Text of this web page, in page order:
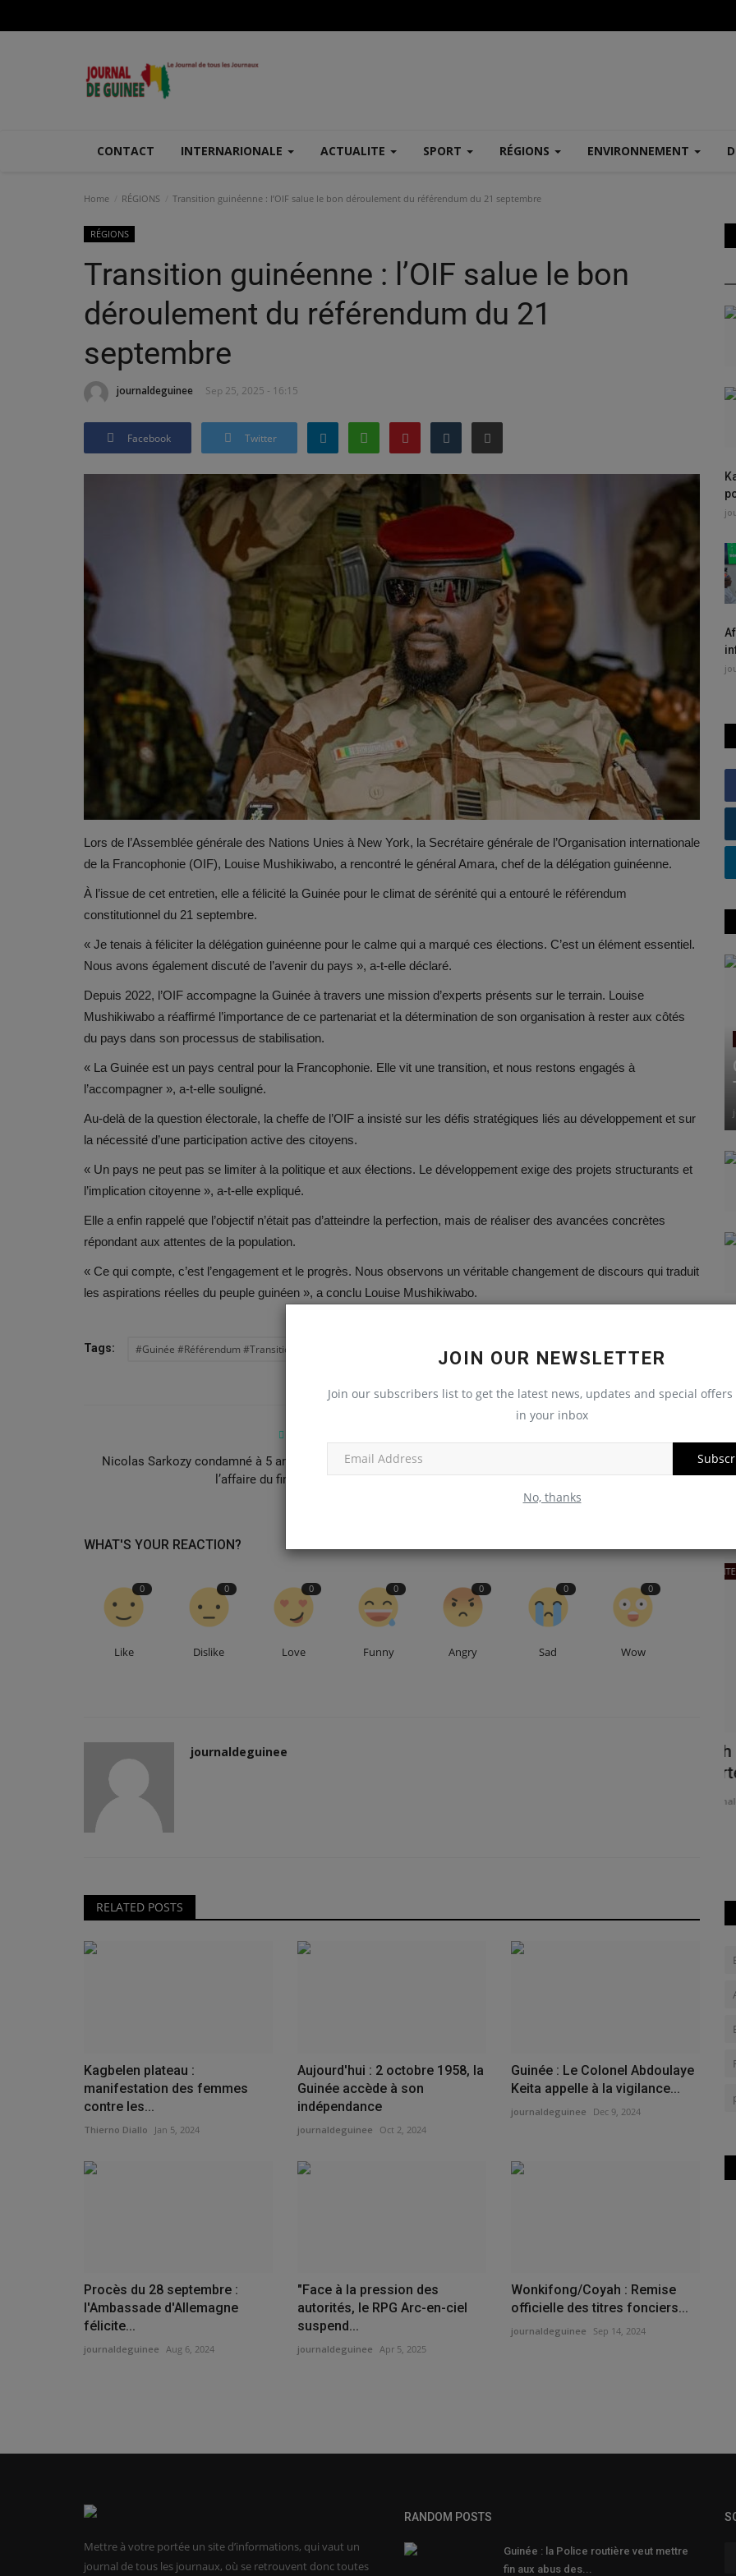
CONTACT INTERNARIONALE ACTUALITE SPORT RÉGIONS ENVIRONNEMENT
JOIN OUR NEWSLETTER
Join our subscribers list to get the latest news, updates and special
in your inbox
No, thanks
Home RÉGIONS Transition guinéenne : l’OIF salue le bon déroulement du référendum du 21 septembre
RÉGIONS
Transition guinéenne : l’OIF salue le bon
déroulement du référendum du 21
septembre
journaldeguinee Sep 25, 2025 - 16:15
Facebook Twitter
Lors de l’Assemblée générale des Nations Unies à New York, la Secrétaire générale de l’Organisation internationale
de la Francophonie (OIF), Louise Mushikiwabo, a rencontré le général Amara, chef de la délégation guinéenne.
À l’issue de cet entretien, elle a félicité la Guinée pour le climat de sérénité qui a entouré le référendum
constitutionnel du 21 septembre.
« Je tenais à féliciter la délégation guinéenne pour le calme qui a marqué ces élections. C’est un élément essentiel.
Nous avons également discuté de l’avenir du pays », a-t-elle déclaré.
Depuis 2022, l’OIF accompagne la Guinée à travers une mission d’experts présents sur le terrain. Louise
Mushikiwabo a réaffirmé l’importance de ce partenariat et la détermination de son organisation à rester aux côtés
du pays dans son processus de stabilisation.
« La Guinée est un pays central pour la Francophonie. Elle vit une transition, et nous restons engagés à
l’accompagner », a-t-elle souligné.
Au-delà de la question électorale, la cheffe de l’OIF a insisté sur les défis stratégiques liés au développement et sur
la nécessité d’une participation active des citoyens.
« Un pays ne peut pas se limiter à la politique et aux élections. Le développement exige des projets structurants et
l’implication citoyenne », a-t-elle expliqué.
Elle a enfin rappelé que l’objectif n’était pas d’atteindre la perfection, mais de réaliser des avancées concrètes
répondant aux attentes de la population.
« Ce qui compte, c’est l’engagement et le progrès. Nous observons un véritable changement de discours qui traduit
les aspirations réelles du peuple guinéen », a conclu Louise Mushikiwabo.
Tags: #Guinée #Référendum #Transition #Francophonie #OIF #LouiseMushikiwabo #Développement
Nicolas Sarkozy condamné à 5 ans de prison dans
l’affaire du financement libyen
Le pardon accordé à Dadis Camara ravive la colère
des victimes
WHAT'S YOUR REACTION?
0
Like
0
Dislike
0
Love
0
Funny
0
Angry
0
Sad
0
Wow
journaldeguinee
RELATED POSTS
Kagbelen plateau :
manifestation des femmes
contre les...
Thierno Diallo Jan 5, 2024
Aujourd'hui : 2 octobre 1958, la
Guinée accède à son
indépendance
journaldeguinee Oct 2, 2024
Guinée : Le Colonel Abdoulaye
Keita appelle à la vigilance...
journaldeguinee Dec 9, 2024
Procès du 28 septembre :
l'Ambassade d'Allemagne
félicite...
journaldeguinee Aug 6, 2024
"Face à la pression des
autorités, le RPG Arc-en-ciel
suspend...
journaldeguinee Apr 5, 2025
Wonkifong/Coyah : Remise
officielle des titres fonciers...
journaldeguinee Sep 14, 2024
Agriculture: La ministre Aminata Kaba
engage le secteur...
journaldeguinee.com
Premier pilier du programme stratégique « Simandou 2040 »,
Mettre à votre portée un site d’informations, qui vaut un
journal de tous les journaux, où se retrouvent donc toutes
RANDOM POSTS
Guinée : la Police routière veut mettre
fin aux abus des...